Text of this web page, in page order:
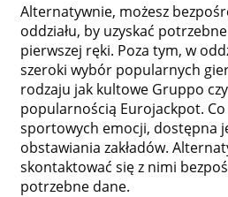
Alternatywnie, możesz
oddziału, by uzyskać
pierwszej ręki. Poza tym, w
szeroki wybór popularnych
rodzaju jak kultowe Gruppo
popularnością Eurojackpot.
sportowych emocji, dostępna
obstawiania zakładów.
skontaktować się z nimi
potrzebne dane.